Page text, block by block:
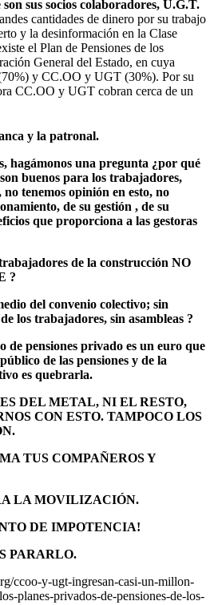
sus socios colaboradores, U.G.T.
cantidades de dinero por su trabajo
y la desinformación en la Clase
el Plan de Pensiones de los
General del Estado, en cuya
y CC.OO y UGT (30%). Por su
CC.OO y UGT cobran cerca de un
y la patronal.
hagámonos una pregunta ¿por qué
buenos para los trabajadores,
tenemos opinión en esto, no
de su gestión , de su
que proporciona a las gestoras
de la construcción NO
?
del convenio colectivo; sin
los trabajadores, sin asambleas ?
de pensiones privado es un euro que
de las pensiones y de la
es quebrarla.
DEL METAL, NI EL RESTO,
CON ESTO. TAMPOCO LOS
TUS COMPAÑEROS Y
LA MOVILIZACIÓN.
DE IMPOTENCIA!
PARARLO.
ccoo-y-ugt-ingresan-casi-un-millon-
planes-privados-de-pensiones-de-los-